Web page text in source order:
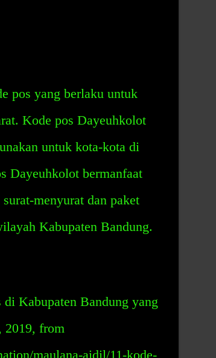
pos yang berlaku untuk
Kode pos Dayeuhkolot
untuk kota-kota di
Dayeuhkolot bermanfaat
menyurat dan paket
Kabupaten Bandung.
Kabupaten Bandung yang
2019, from
maulana-aidil/11-kode-